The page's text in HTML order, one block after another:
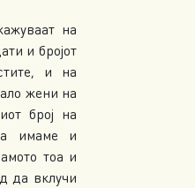
на
и бројот
и на
жени на
број на
имаме и
тоа и
да вклучи